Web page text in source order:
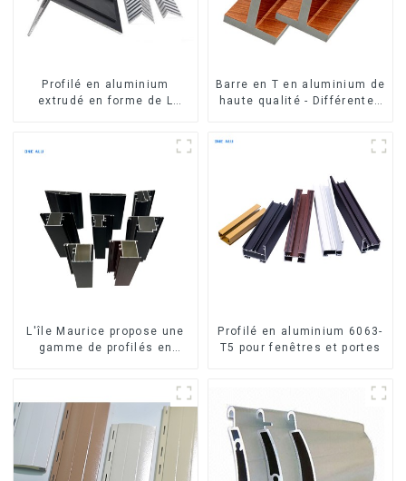
Profilé en aluminium
extrudé en forme de L
Barre en T en aluminium de
haute qualité - Différentes
L'île Maurice propose une
gamme de profilés en
Profilé en aluminium 6063-
T5 pour fenêtres et portes